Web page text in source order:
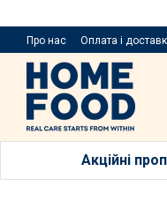
Про нас Оплата і
Акційні